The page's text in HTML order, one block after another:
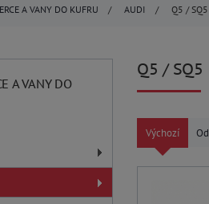
A VANY DO KUFRU / AUDI / Q5 / SQ5
A VANY DO
Q5 / SQ5
Výchozí